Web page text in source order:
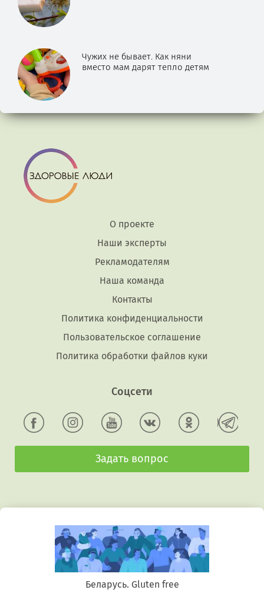
Чужих не бывает. Как няни
вместо мам дарят тепло детям
О проекте
Наши эксперты
Рекламодателям
Наша команда
Контакты
Политика конфиденциальности
Пользовательское соглашение
Политика обработки файлов куки
Соцсети
Задать вопрос
Беларусь. Gluten free